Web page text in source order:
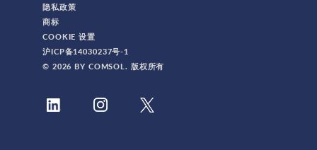
隐私政策
商标
COOKIE 设置
沪ICP备14030237号-1
© 2026 BY COMSOL. 版权所有